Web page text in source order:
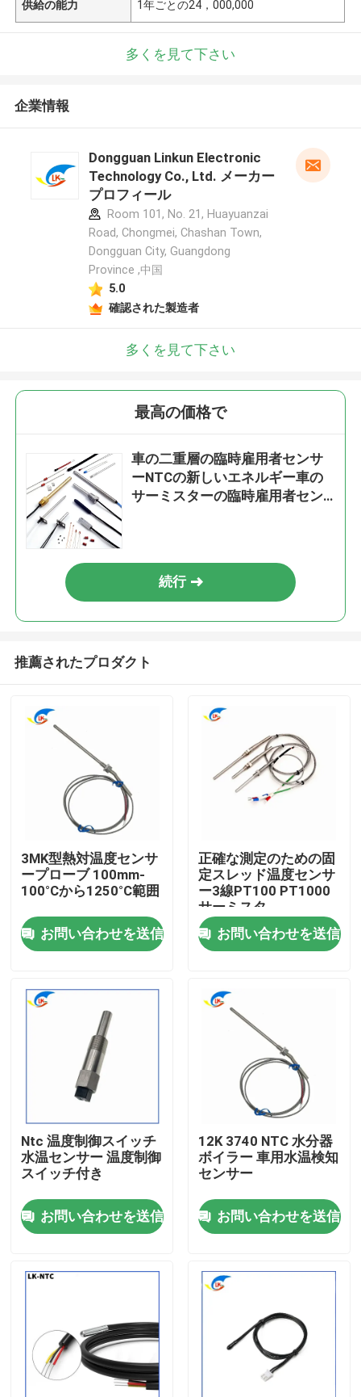
家へ
わたしたち に つい て
工場 ツアー
品質管理
連絡 ください
事件
PTCのサーミスター
供給の能力 1年ごとの24，000,000
多くを見て下さい
企業情報
Dongguan Linkun Electronic
Technology Co., Ltd. メーカー
プロフィール
Room 101, No. 21, Huayuanzai
Road, Chongmei, Chashan Town,
Dongguan City, Guangdong
Province ,中国
5.0
確認された製造者
多くを見て下さい
最高の価格で
車の二重層の臨時雇用者センサ
ーNTCの新しいエネルギー車の
サーミスターの臨時雇用者セン
続行
推薦されたプロダクト
3MK型熱対温度センサ
ープローブ 100mm-
100°Cから1250°C範囲
お問い合わせを送信
正確な測定のための固
定スレッド温度センサ
ー3線PT100 PT1000
サーミスタ
お問い合わせを送信
Ntc 温度制御スイッチ
水温センサー 温度制御
スイッチ付き
お問い合わせを送信
12K 3740 NTC 水分器
ボイラー 車用水温検知
センサー
お問い合わせを送信